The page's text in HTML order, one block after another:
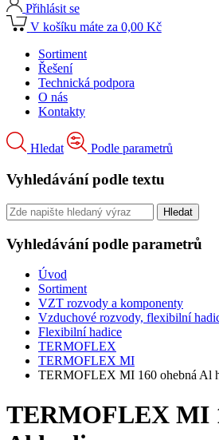
Přihlásit se
V košíku máte za 0,00 Kč
Sortiment
Řešení
Technická podpora
O nás
Kontakty
Hledat Podle parametrů
Vyhledávání podle textu
Vyhledávání podle parametrů
Úvod
Sortiment
VZT rozvody a komponenty
Vzduchové rozvody, flexibilní
Flexibilní hadice
TERMOFLEX
TERMOFLEX MI
TERMOFLEX MI 160 ohebná Al
TERMOFLEX MI